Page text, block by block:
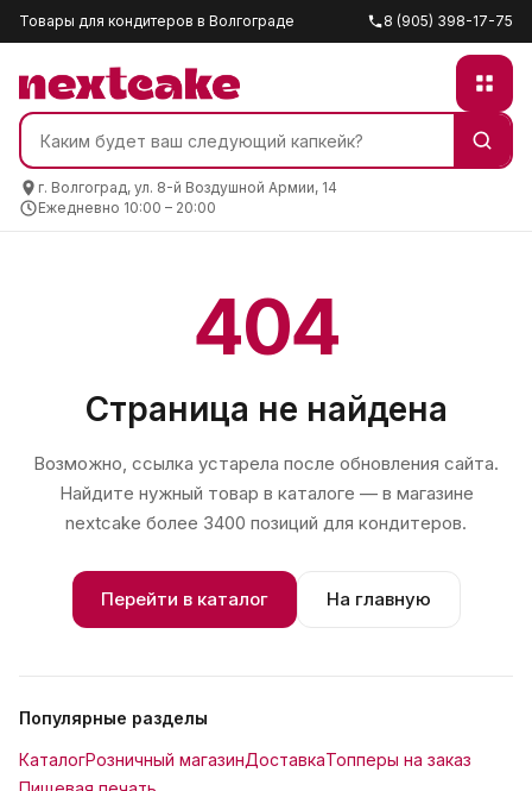
Товары для кондитеров в Волгограде 8 (905) 398-17-75
г. Волгоград, ул. 8-й Воздушной Армии, 14
Ежедневно 10:00 – 20:00
404
Страница не найдена
Возможно, ссылка устарела после обновления сайта.
Найдите нужный товар в каталоге — в магазине
nextcake более 3400 позиций для кондитеров.
Перейти в каталог На главную
Популярные разделы
КаталогРозничный магазинДоставкаТопперы на заказ